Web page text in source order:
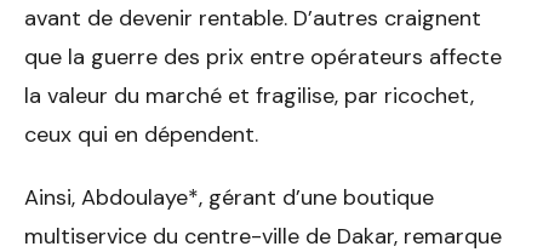
avant de devenir rentable. D’autres craignent
que la guerre des prix entre opérateurs affecte
la valeur du marché et fragilise, par ricochet,
ceux qui en dépendent.
Ainsi, Abdoulaye*, gérant d’une boutique
multiservice du centre-ville de Dakar, remarque